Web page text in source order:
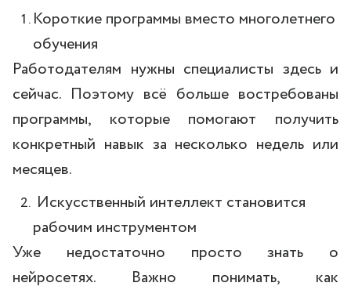
Короткие программы вместо многолетнего
обучения
Работодателям нужны специалисты здесь и
сейчас. Поэтому всё больше востребованы
программы, которые помогают получить
конкретный навык за несколько недель или
месяцев.
Искусственный интеллект становится
рабочим инструментом
Уже недостаточно просто знать о
нейросетях. Важно понимать, как